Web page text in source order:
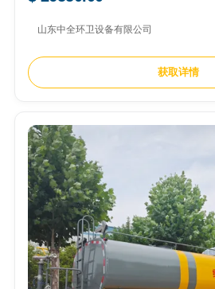
山东中全环卫设备有限公司
获取详情